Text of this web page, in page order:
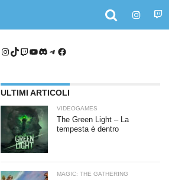
Instagram
TikTok
Twitch
YouTube
Discord
Telegram
Facebook
ULTIMI ARTICOLI
VIDEOGAMES
The Green Light – La
tempesta è dentro
MAGIC: THE GATHERING